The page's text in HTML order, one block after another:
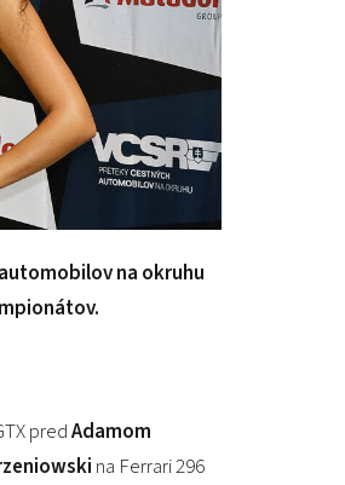
na okruhu
predAdamom
na Ferrari 296